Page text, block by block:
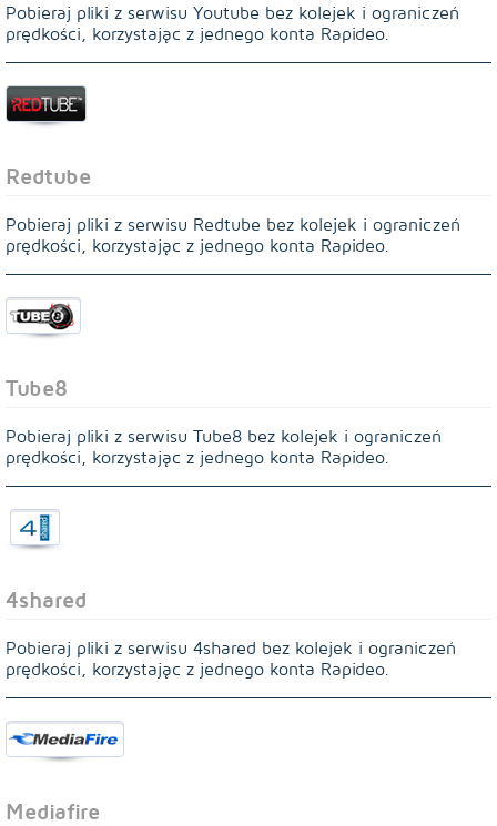
Pobieraj pliki z serwisu Youtube bez kolejek i ograniczeń
prędkości, korzystając z jednego konta Rapideo.
Redtube
Pobieraj pliki z serwisu Redtube bez kolejek i ograniczeń
prędkości, korzystając z jednego konta Rapideo.
Tube8
Pobieraj pliki z serwisu Tube8 bez kolejek i ograniczeń
prędkości, korzystając z jednego konta Rapideo.
4shared
Pobieraj pliki z serwisu 4shared bez kolejek i ograniczeń
prędkości, korzystając z jednego konta Rapideo.
Mediafire